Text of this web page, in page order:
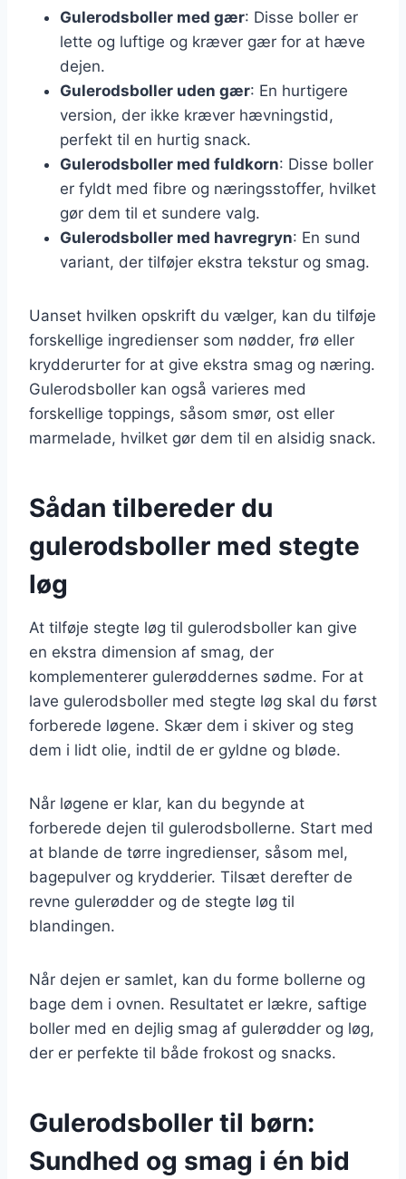
Gulerodsboller med gær: Disse boller er
lette og luftige og kræver gær for at hæve
dejen.
Gulerodsboller uden gær: En hurtigere
version, der ikke kræver hævningstid,
perfekt til en hurtig snack.
Gulerodsboller med fuldkorn: Disse boller
er fyldt med fibre og næringsstoffer, hvilket
gør dem til et sundere valg.
Gulerodsboller med havregryn: En sund
variant, der tilføjer ekstra tekstur og smag.
Uanset hvilken opskrift du vælger, kan du tilføje
forskellige ingredienser som nødder, frø eller
krydderurter for at give ekstra smag og næring.
Gulerodsboller kan også varieres med
forskellige toppings, såsom smør, ost eller
marmelade, hvilket gør dem til en alsidig snack.
Sådan tilbereder du
gulerodsboller med stegte
løg
At tilføje stegte løg til gulerodsboller kan give
en ekstra dimension af smag, der
komplementerer gulerøddernes sødme. For at
lave gulerodsboller med stegte løg skal du først
forberede løgene. Skær dem i skiver og steg
dem i lidt olie, indtil de er gyldne og bløde.
Når løgene er klar, kan du begynde at
forberede dejen til gulerodsbollerne. Start med
at blande de tørre ingredienser, såsom mel,
bagepulver og krydderier. Tilsæt derefter de
revne gulerødder og de stegte løg til
blandingen.
Når dejen er samlet, kan du forme bollerne og
bage dem i ovnen. Resultatet er lækre, saftige
boller med en dejlig smag af gulerødder og løg,
der er perfekte til både frokost og snacks.
Gulerodsboller til børn:
Sundhed og smag i én bid